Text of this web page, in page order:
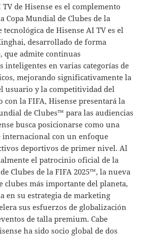
de Hisense es el complemento
Copa Mundial de Clubes de la
tecnológica de Hisense AI TV es el
desarrollado de forma
que admite continuas
inteligentes en varias categorías de
mejorando significativamente la
usuario y la competitividad del
con la FIFA, Hisense presentará la
de Clubes™ para las audiencias
busca posicionarse como una
internacional con un enfoque
deportivos de primer nivel. Al
el patrocinio oficial de la
Clubes de la FIFA 2025™, la nueva
clubes más importante del planeta,
en su estrategia de marketing
sus esfuerzos de globalización
de talla premium. Cabe
ha sido socio global de dos